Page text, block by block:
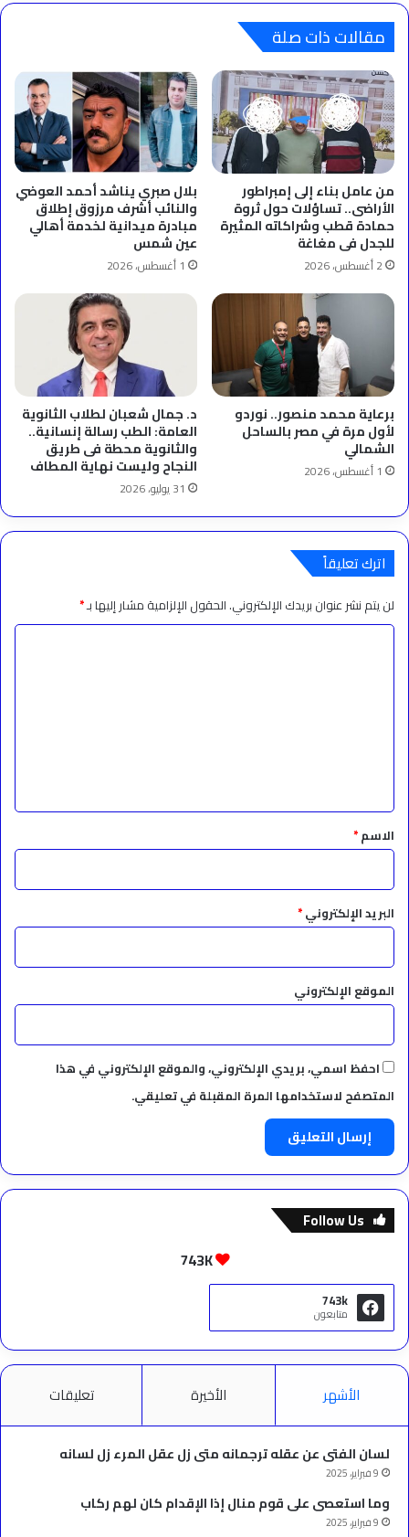
التحرك
لاسترداد
حقوق
المجني
عليهم
أمام
المحاكم
المدنية
مقالات ذات صلة
من عامل بناء إلى إمبراطور
الأراضى.. تساؤلات حول ثروة
حمادة قطب وشراكاته المثيرة
للجدل فى مغاغة
2 أغسطس، 2026
بلال صبري يناشد أحمد العوضي
والنائب أشرف مرزوق إطلاق
مبادرة ميدانية لخدمة أهالي
عين شمس
1 أغسطس، 2026
برعاية محمد منصور.. نوردو
لأول مرة في مصر بالساحل
الشمالي
1 أغسطس، 2026
د. جمال شعبان لطلاب الثانوية
العامة: الطب رسالة إنسانية..
والثانوية محطة فى طريق
النجاح وليست نهاية المطاف
31 يوليو، 2026
اترك تعليقاً
لن يتم نشر عنوان بريدك الإلكتروني.الحقول الإلزامية مشار إليها بـ*
*الاسم*
البريد الإلكتروني*
الموقع الإلكتروني
احفظ اسمي، بريدي الإلكتروني، والموقع الإلكتروني في هذا
المتصفح لاستخدامها المرة المقبلة في تعليقي.
Follow Us
743K
743k
متابعون
الأشهر الأخيرة تعليقات
لسان الفتى عن عقله ترجمانه متى زل عقل المرء زل لسانه
9 فبراير، 2025
وما استعصى على قوم منال إذا الإقدام كان لهم ركاب
9 فبراير، 2025